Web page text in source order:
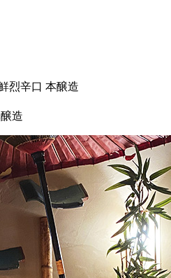
烈辛口 本醸造
造